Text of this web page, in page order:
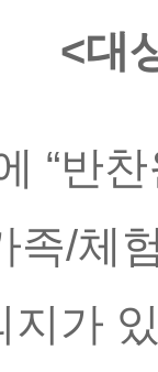
<대
“반
족/체
가